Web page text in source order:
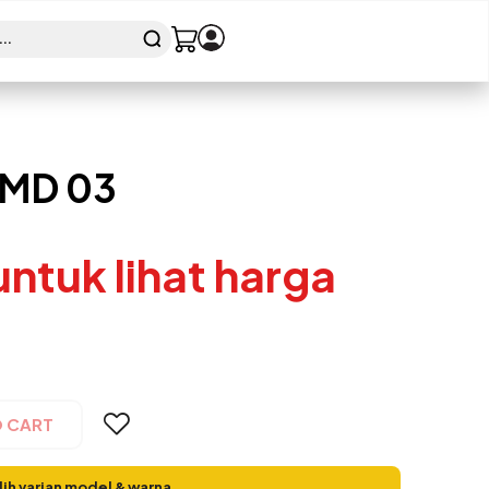
03
lihat harga
CART